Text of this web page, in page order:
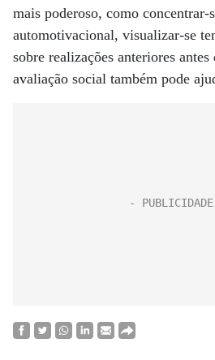
mais poderoso, como concentrar-
automotivacional, visualizar-se
sobre realizações anteriores
avaliação social também pode